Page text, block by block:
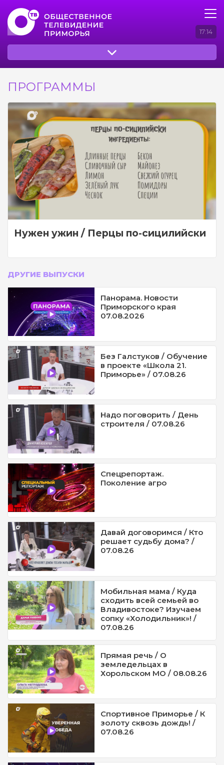
17:14
ПРОГРАММЫ
Нужен ужин / Перцы по-сицилийски
ДРУГИЕ ВЫПУСКИ
Панорама. Новости
Приморского края
07.08.2026
Без Галстуков / Обучение
в проекте «Школа 21.
Приморье» / 07.08.26
Надо поговорить / День
строителя / 07.08.26
Спецрепортаж.
Поколение агро
Давай договоримся / Кто
решает судьбу дома? /
07.08.26
Мобильная мама / Куда
сходить всей семьей во
Владивостоке? Изучаем
сопку «Холодильник»! /
07.08.26
Прямая речь / О
земледельцах в
Хорольском МО / 08.08.26
Спортивное Приморье / К
золоту сквозь дождь! /
07.08.26